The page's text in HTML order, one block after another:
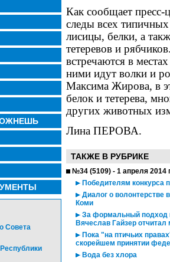
Совета
Как сообщает
следы всех
лисицы, белки, а
тетеревов и
встречаются в
ними идут волки и
Максима Жирова, в
белок и тетерева,
других животных
Лина ПЕРОВА.
ТАКЖЕ В РУБРИКЕ
№34 (5109) - 1 апреля 2014
Победителям конкурса
Диалог о волонтерстве
Коми
За формальный подход
Вячеслав Гайзер
Пока "на птичьих
скорейшем принятии
Вода без хлора